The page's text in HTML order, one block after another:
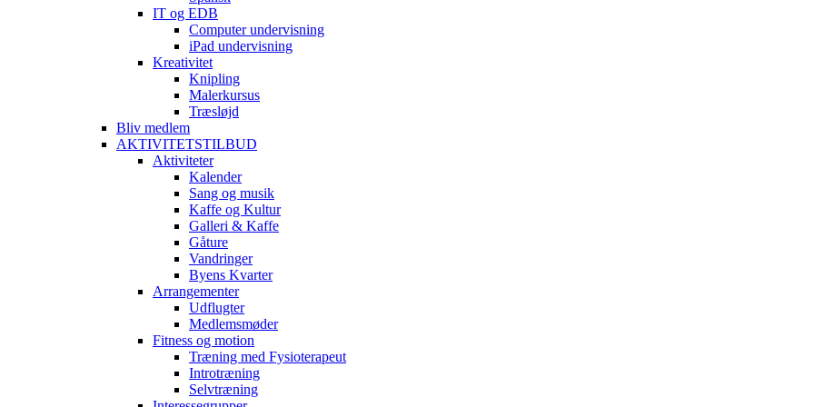
IT og EDB
Computer undervisning
iPad undervisning
Kreativitet
Knipling
Malerkursus
Træsløjd
Bliv medlem
AKTIVITETSTILBUD
Aktiviteter
Kalender
Sang og musik
Kaffe og Kultur
Galleri & Kaffe
Gåture
Vandringer
Byens Kvarter
Arrangementer
Udflugter
Medlemsmøder
Fitness og motion
Træning med Fysioterapeut
Introtræning
Selvtræning